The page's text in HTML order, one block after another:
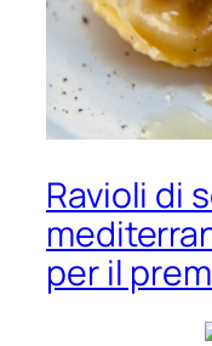
Ravioli di
per il